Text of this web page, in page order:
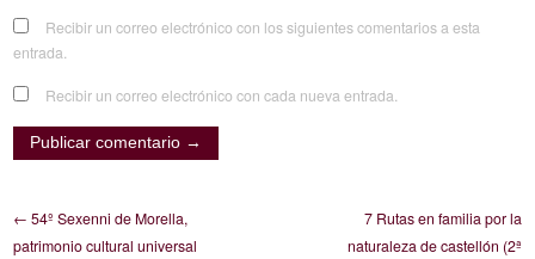
Recibir un correo electrónico con los siguientes comentarios a esta
entrada.
Recibir un correo electrónico con cada nueva entrada.
← 54º Sexenni de Morella,
patrimonio cultural universal
7 Rutas en familia por la
naturaleza de castellón (2ª